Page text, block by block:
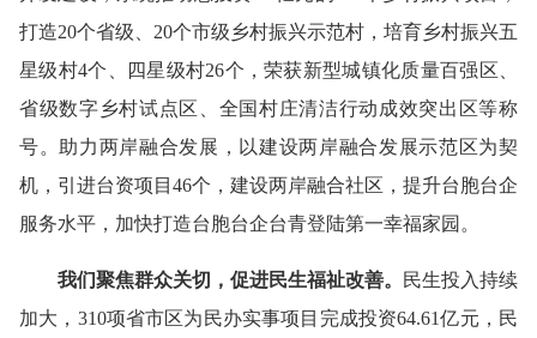
打造20个省级、20个市级乡村振兴示范村，培育乡村振兴五
星级村4个、四星级村26个，荣获新型城镇化质量百强区、
省级数字乡村试点区、全国村庄清洁行动成效突出区等称
号。助力两岸融合发展，以建设两岸融合发展示范区为契
机，引进台资项目46个，建设两岸融合社区，提升台胞台企
服务水平，加快打造台胞台企台青登陆第一幸福家园。
我们聚焦群众关切，促进民生福祉改善。
民生投入持续
加大，310项省市区为民办实事项目完成投资64.61亿元，民